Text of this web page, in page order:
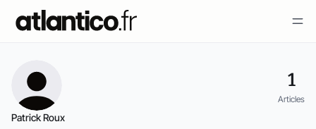
1
Articles
Patrick Roux